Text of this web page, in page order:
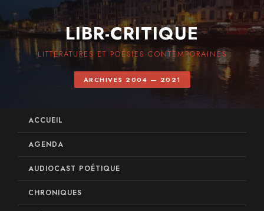
LIBR-CRITIQUE
LITTÉRATURES ET POÉSIES CONTEMPORAINES
ARCHIVES 2004 — 2021
ACCUEIL
AGENDA
AUDIOCAST POÉTIQUE
CHRONIQUES